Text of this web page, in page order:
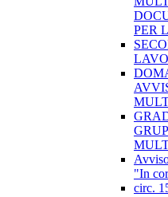
PER
"In
circ.